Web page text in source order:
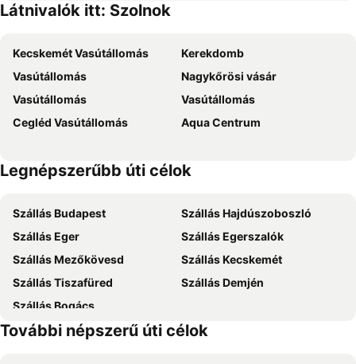
Liget Hotel
Almasy Vendeghaz
Látnivalók itt: Szolnok
Kecskemét Vasútállomás
Kerekdomb
Vasútállomás
Nagykőrösi vásár
Vasútállomás
Vasútállomás
Cegléd Vasútállomás
Aqua Centrum
Legnépszerűbb úti célok
Szállás Budapest
Szállás Hajdúszoboszló
Szállás Eger
Szállás Egerszalók
Szállás Mezőkövesd
Szállás Kecskemét
Szállás Tiszafüred
Szállás Demjén
Szállás Bogács
További népszerű úti célok